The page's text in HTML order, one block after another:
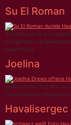
Su El Roman
Su El Roman ist eine
einzigartigen,
beeindruckt.
Joelina
Joelina Drews hat sich
verschiedenen
Havalisergec